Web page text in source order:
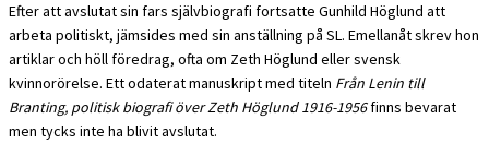
Efter att avslutat sin fars självbiografi fortsatte Gunhild Höglund att
arbeta politiskt, jämsides med sin anställning på SL. Emellanåt skrev hon
artiklar och höll föredrag, ofta om Zeth Höglund eller svensk
kvinnorörelse. Ett odaterat manuskript med titeln Från Lenin till
Branting, politisk biografi över Zeth Höglund 1916-1956finns bevarat
men tycks inte ha blivit avslutat.